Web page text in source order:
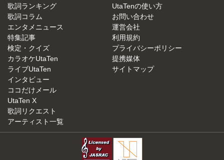
歌詞ランキング
歌詞コラム
エンタメニュース
特集記事
検定・クイズ
カラオケUtaTen
ライブUtaTen
インタビュー
ココだけメール
UtaTen X
歌詞リクエスト
アーティスト一覧
UtaTenの使い方
お問い合わせ
運営会社
利用規約
プライバシーポリシー
提携媒体
サイトマップ